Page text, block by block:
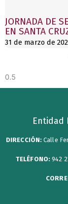
JORNADA DE
EN SANTA
31 de marzo de
Entidad
DIRECCIÓN: Calle
TELÉFONO: 942